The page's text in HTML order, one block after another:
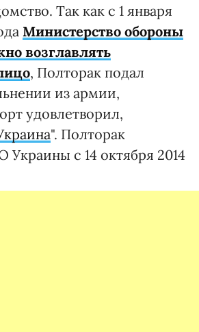
Так как с 1 января
Министерство обороны
возглавлять
, Полторак подал
из армии,
удовлетворил,
". Полторак
Украины с 14 октября 2014